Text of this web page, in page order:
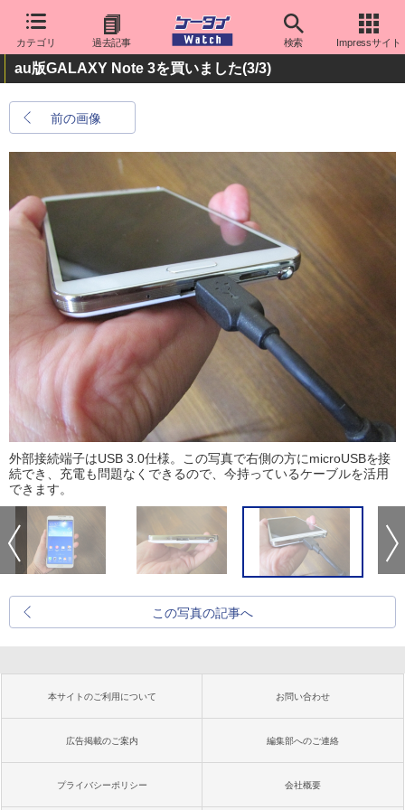
カテゴリ 過去記事 検索 Impressサイト
au版GALAXY Note 3を買いました(3/3)
前の画像
外部接続端子はUSB 3.0仕様。この写真で右側の方にmicroUSBを接
続でき、充電も問題なくできるので、今持っているケーブルを活用
できます。
この写真の記事へ
本サイトのご利用について お問い合わせ
広告掲載のご案内 編集部へのご連絡
プライバシーポリシー 会社概要